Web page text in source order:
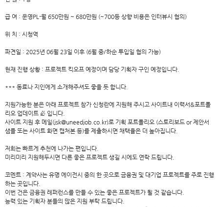
급 여 : 운영PL-월 650만원 ~ 680만원 (~700등 상향 비용은 인터뷰시 협의)
위 치 : 시청역
파견일 : 2025년 06월 23일 이후 (6월 중/하순 투입일 협의 가능)
현재 진행 상황 : 프로젝트 킥오프 예정이며 담당 기획자 구인 예정입니다.
*** 동료나 지인에게 소개해주셔도 좋을 듯 합니다.
지원가능한 분은 아래 프로젝트 참가 신청란에 지원해 주시고 사이트내 이력서&포트폴
리오 업데이트 必 입니다.
사이트 지원 후 메일(jsk@uneedjob.co.kr)로 기획 포트폴리오 (스토리보드 or 제안서
샘플 또는 사이트 화면 캡처본 등)를 제출하시면 채택율은 더 높아집니다.
저희는 빠르게 추천에 나가는 편입니다.
미리미리 지원해두시면 다른 좋은 프로젝트 생길 시에도 연락 드립니다.
코멘트 : 계약사는 유명 에이전시 중의 한 곳으로 금융권 및 대기업 프로젝트를 주로 진행
하는 곳입니다.
이번 건은 금융권 레퍼런스를 만들 수 있는 좋은 프로젝트가 될 것 같습니다.
능력 있는 기획자 분들의 많은 지원 부탁 드립니다.